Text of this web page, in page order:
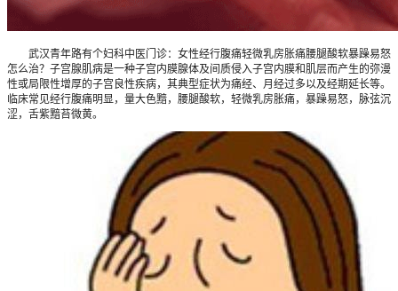
武汉青年路有个妇科中医门诊：女性经行腹痛轻微乳房胀痛腰腿酸软暴躁易怒
怎么治？子宫腺肌病是一种子宫内膜腺体及间质侵入子宫内膜和肌层而产生的弥漫
性或局限性增厚的子宫良性疾病，其典型症状为痛经、月经过多以及经期延长等。
临床常见经行腹痛明显，量大色黯，腰腿酸软，轻微乳房胀痛，暴躁易怒，脉弦沉
涩，舌紫黯苔微黄。